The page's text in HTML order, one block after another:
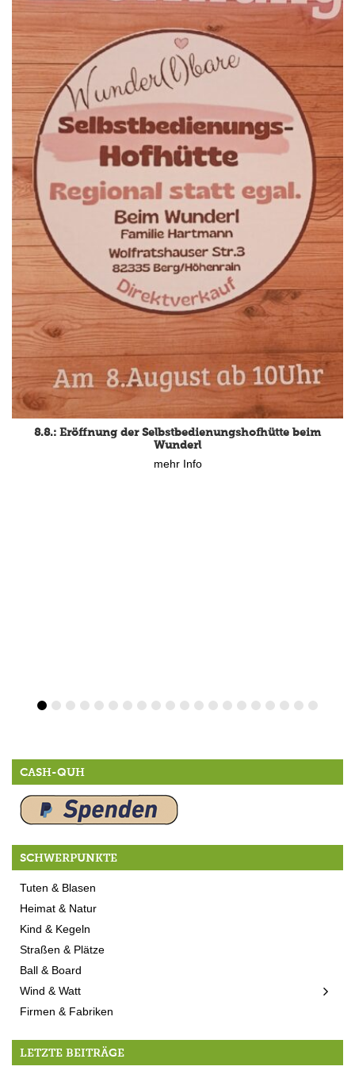
8.8.: Eröffnung der Selbstbedienungshofhütte beim
Wunderl
mehr Info
CASH-QUH
SCHWERPUNKTE
Tuten & Blasen
Heimat & Natur
Kind & Kegeln
Straßen & Plätze
Ball & Board
Wind & Watt
Firmen & Fabriken
LETZTE BEITRÄGE